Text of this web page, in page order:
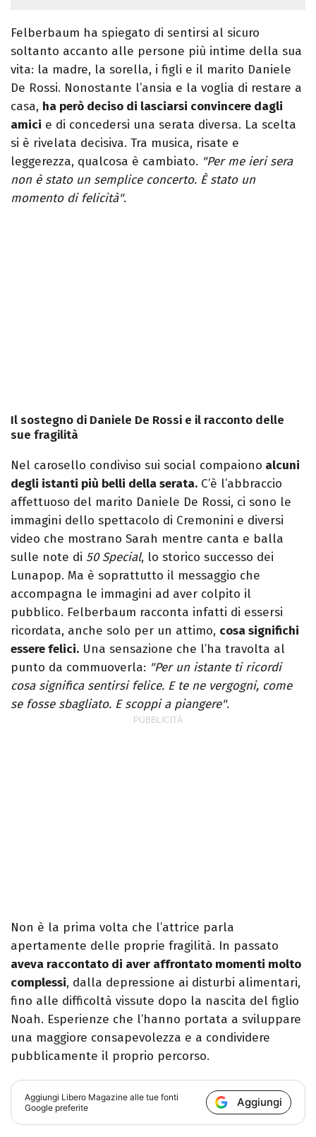
Felberbaum ha spiegato di sentirsi al sicuro
soltanto accanto alle persone più intime della sua
vita: la madre, la sorella, i figli e il marito Daniele
De Rossi. Nonostante l’ansia e la voglia di restare a
casa, ha però deciso di lasciarsi convincere dagli
amici e di concedersi una serata diversa. La scelta
si è rivelata decisiva. Tra musica, risate e
leggerezza, qualcosa è cambiato. "Per me ieri sera
non è stato un semplice concerto. È stato un
momento di felicità".
Il sostegno di Daniele De Rossi e il racconto delle
sue fragilità
Nel carosello condiviso sui social compaiono alcuni
degli istanti più belli della serata. C’è l’abbraccio
affettuoso del marito Daniele De Rossi, ci sono le
immagini dello spettacolo di Cremonini e diversi
video che mostrano Sarah mentre canta e balla
sulle note di 50 Special, lo storico successo dei
Lunapop. Ma è soprattutto il messaggio che
accompagna le immagini ad aver colpito il
pubblico. Felberbaum racconta infatti di essersi
ricordata, anche solo per un attimo, cosa significhi
essere felici. Una sensazione che l’ha travolta al
punto da commuoverla: "Per un istante ti ricordi
cosa significa sentirsi felice. E te ne vergogni, come
se fosse sbagliato. E scoppi a piangere".
Non è la prima volta che l’attrice parla
apertamente delle proprie fragilità. In passato
aveva raccontato di aver affrontato momenti molto
complessi, dalla depressione ai disturbi alimentari,
fino alle difficoltà vissute dopo la nascita del figlio
Noah. Esperienze che l’hanno portata a sviluppare
una maggiore consapevolezza e a condividere
pubblicamente il proprio percorso.
Aggiungi Libero Magazine alle tue fonti
Google preferite
Aggiungi